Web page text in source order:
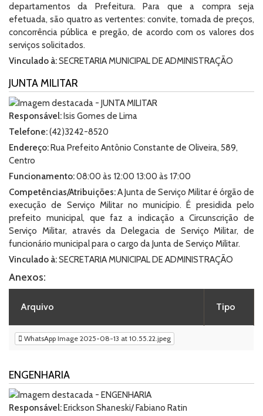
departamentos da Prefeitura. Para que a compra seja
efetuada, são quatro as vertentes: convite, tomada de preços,
concorrência pública e pregão, de acordo com os valores dos
serviços solicitados.
Vinculado à:SECRETARIA MUNICIPAL DE ADMINISTRAÇÃO
JUNTA MILITAR
Responsável:Isis Gomes de Lima
Telefone:(42)3242-8520
Endereço:Rua Prefeito Antônio Constante de Oliveira, 589,
Centro
Funcionamento:08:00 às 12:00 13:00 às 17:00
Competências/Atribuições:A Junta de Serviço Militar é órgão de
execução de Serviço Militar no município. É presidida pelo
prefeito municipal, que faz a indicação a Circunscrição de
Serviço Militar, através da Delegacia de Serviço Militar, de
funcionário municipal para o cargo da Junta de Serviço Militar.
Vinculado à:SECRETARIA MUNICIPAL DE ADMINISTRAÇÃO
Anexos:
Arquivo Tipo
WhatsApp Image 2025-08-13 at 10.55.22.jpeg
ENGENHARIA
Responsável:Erickson Shaneski/ Fabiano Ratin